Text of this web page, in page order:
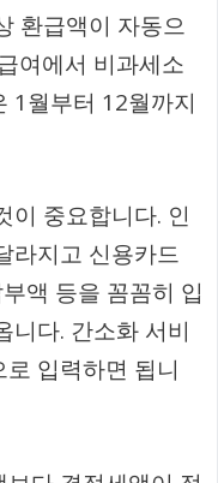
환급액이 자동으
여에서 비과세소
1월부터 12월까지
이 중요합니다. 인
라지고 신용카드
액 등을 꼼꼼히 입
니다. 간소화 서비
입력하면 됩니